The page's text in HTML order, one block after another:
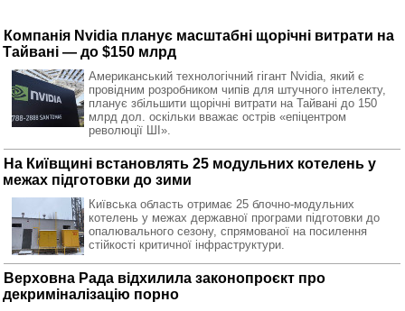
Компанія Nvidia планує масштабні щорічні витрати на
Тайвані — до $150 млрд
Американський технологічний гігант Nvidia, який є
провідним розробником чипів для штучного інтелекту,
планує збільшити щорічні витрати на Тайвані до 150
млрд дол. оскільки вважає острів «епіцентром
революції ШІ».
На Київщині встановлять 25 модульних котелень у
межах підготовки до зими
Київська область отримає 25 блочно-модульних
котелень у межах державної програми підготовки до
опалювального сезону, спрямованої на посилення
стійкості критичної інфраструктури.
Верховна Рада відхилила законопроєкт про
декриміналізацію порно